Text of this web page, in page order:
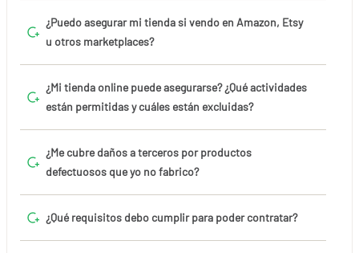
¿Puedo asegurar mi tienda si vendo en Amazon, Etsy
u otros marketplaces?
¿Mi tienda online puede asegurarse? ¿Qué actividades
están permitidas y cuáles están excluidas?
¿Me cubre daños a terceros por productos
defectuosos que yo no fabrico?
¿Qué requisitos debo cumplir para poder contratar?